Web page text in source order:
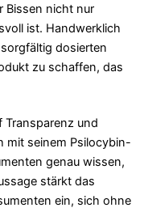
Bissen nicht nur
ist. Handwerklich
dosierten
zu schaffen, das
Transparenz und
mit seinem Psilocybin-
genau wissen,
stärkt das
ein, sich ohne